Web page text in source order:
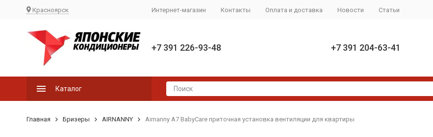
Красноярск Интернет-магазин Контакты Оплата и доставка Новости Статьи
+7 391 226-93-48 +7 391 204-63-41
Каталог
Главная Бризеры AIRNANNY Airnanny A7 BabyCare приточная установка вентиляции для квартиры